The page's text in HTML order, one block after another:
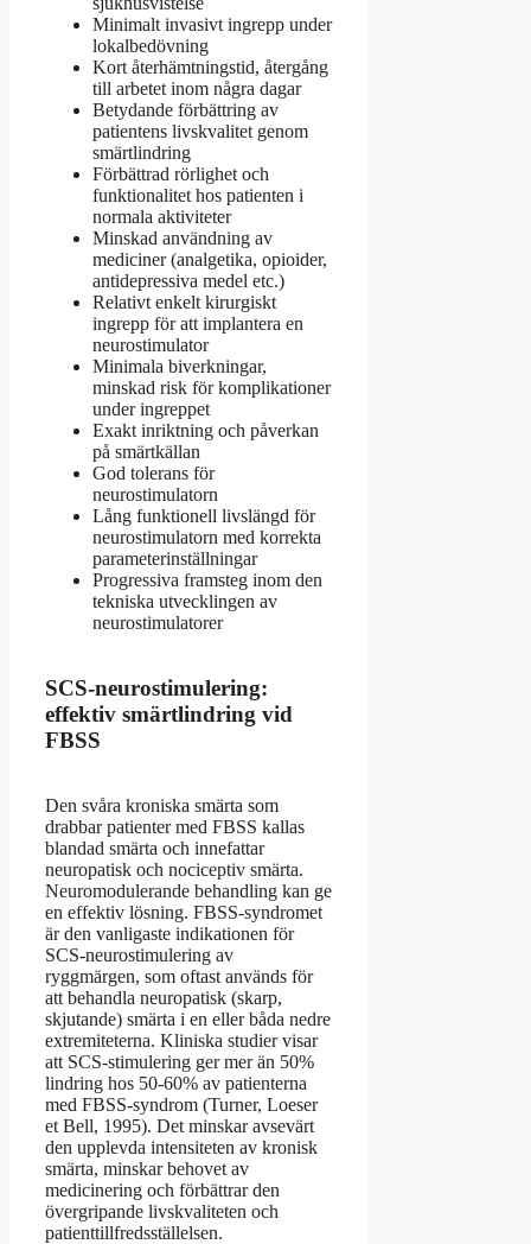
Minimalt invasivt ingrepp under
lokalbedövning
Kort återhämtningstid, återgång
till arbetet inom några dagar
Betydande förbättring av
patientens livskvalitet genom
smärtlindring
Förbättrad rörlighet och
funktionalitet hos patienten i
normala aktiviteter
Minskad användning av
mediciner (analgetika, opioider,
antidepressiva medel etc.)
Relativt enkelt kirurgiskt
ingrepp för att implantera en
neurostimulator
Minimala biverkningar,
minskad risk för komplikationer
under ingreppet
Exakt inriktning och påverkan
på smärtkällan
God tolerans för
neurostimulatorn
Lång funktionell livslängd för
neurostimulatorn med korrekta
parameterinställningar
Progressiva framsteg inom den
tekniska utvecklingen av
neurostimulatorer
SCS-neurostimulering:
effektiv smärtlindring vid
FBSS
Den svåra kroniska smärta som
drabbar patienter med FBSS kallas
blandad smärta och innefattar
neuropatisk och nociceptiv smärta.
Neuromodulerande behandling kan ge
en effektiv lösning. FBSS-syndromet
är den vanligaste indikationen för
SCS-neurostimulering av
ryggmärgen, som oftast används för
att behandla neuropatisk (skarp,
skjutande) smärta i en eller båda nedre
extremiteterna. Kliniska studier visar
att SCS-stimulering ger mer än 50%
lindring hos 50-60% av patienterna
med FBSS-syndrom (Turner, Loeser
et Bell, 1995). Det minskar avsevärt
den upplevda intensiteten av kronisk
smärta, minskar behovet av
medicinering och förbättrar den
övergripande livskvaliteten och
patienttillfredsställelsen.